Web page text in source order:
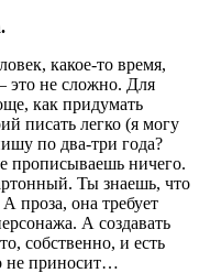
какое-то время,
это не сложно. Для
как придумать
писать легко (я могу
по два-три года?
прописываешь ничего.
Ты знаешь, что
проза, она требует
А создавать
собственно, и есть
не приносит…